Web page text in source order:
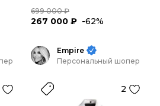
699 000 ₽
267 000 ₽ -62%
Empire
Персональный шопер
2